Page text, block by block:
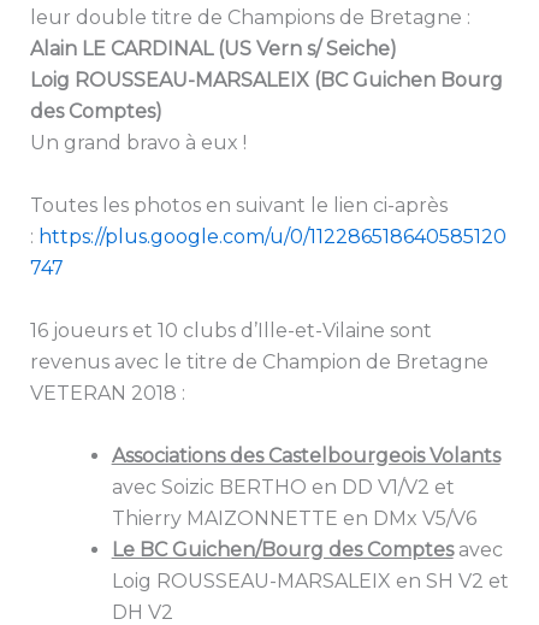
leur double titre de Champions de Bretagne :
Alain LE CARDINAL (US Vern s/ Seiche)
Loig ROUSSEAU-MARSALEIX (BC Guichen Bourg
des Comptes)
Un grand bravo à eux !
Toutes les photos en suivant le lien ci-après
: https://plus.google.com/u/0/112286518640585120
747
16 joueurs et 10 clubs d’Ille-et-Vilaine sont
revenus avec le titre de Champion de Bretagne
VETERAN 2018 :
Associations des Castelbourgeois Volants
avec Soizic BERTHO en DD V1/V2 et
Thierry MAIZONNETTE en DMx V5/V6
Le BC Guichen/Bourg des Comptesavec
Loig ROUSSEAU-MARSALEIX en SH V2 et
DH V2